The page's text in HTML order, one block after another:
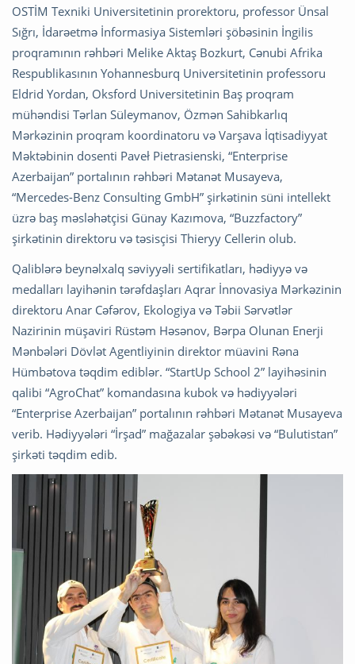
OSTİM Texniki Universitetinin prorektoru, professor Ünsal
Sığrı, İdarəetmə İnformasiya Sistemləri şöbəsinin İngilis
proqramının rəhbəri Melike Aktaş Bozkurt, Cənubi Afrika
Respublikasının Yohannesburq Universitetinin professoru
Eldrid Yordan, Oksford Universitetinin Baş proqram
mühəndisi Tərlan Süleymanov, Özmən Sahibkarlıq
Mərkəzinin proqram koordinatoru və Varşava İqtisadiyyat
Məktəbinin dosenti Paveł Pietrasienski, “Enterprise
Azerbaijan” portalının rəhbəri Mətanət Musayeva,
“Mercedes-Benz Consulting GmbH” şirkətinin süni intellekt
üzrə baş məsləhətçisi Günay Kazımova, “Buzzfactory”
şirkətinin direktoru və təsisçisi Thieryy Cellerin olub.
Qaliblərə beynəlxalq səviyyəli sertifikatları, hədiyyə və
medalları layihənin tərəfdaşları Aqrar İnnovasiya Mərkəzinin
direktoru Anar Cəfərov, Ekologiya və Təbii Sərvətlər
Nazirinin müşaviri Rüstəm Həsənov, Bərpa Olunan Enerji
Mənbələri Dövlət Agentliyinin direktor müavini Rəna
Hümbətova təqdim ediblər. “StartUp School 2” layihəsinin
qalibi “AgroChat” komandasına kubok və hədiyyələri
“Enterprise Azerbaijan” portalının rəhbəri Mətanət Musayeva
verib. Hədiyyələri “İrşad” mağazalar şəbəkəsi və “Bulutistan”
şirkəti təqdim edib.